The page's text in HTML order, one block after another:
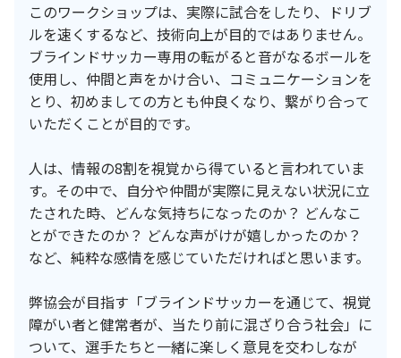
このワークショップは、実際に試合をしたり、ドリブ
ルを速くするなど、技術向上が目的ではありません。
ブラインドサッカー専用の転がると音がなるボールを
使用し、仲間と声をかけ合い、コミュニケーションを
とり、初めましての方とも仲良くなり、繋がり合って
いただくことが目的です。
人は、情報の8割を視覚から得ていると言われていま
す。その中で、自分や仲間が実際に見えない状況に立
たされた時、どんな気持ちになったのか？ どんなこ
とができたのか？ どんな声がけが嬉しかったのか？
など、純粋な感情を感じていただければと思います。
弊協会が目指す「ブラインドサッカーを通じて、視覚
障がい者と健常者が、当たり前に混ざり合う社会」に
ついて、選手たちと一緒に楽しく意見を交わしなが